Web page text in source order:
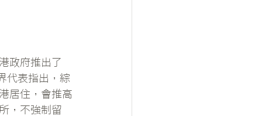
政府推出了
代表指出，綜
居住，會推高
，不強制留